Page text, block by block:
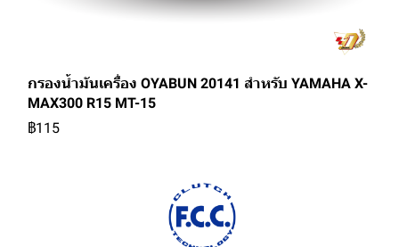
กรองน้ำมันเครื่อง OYABUN 20141 สำหรับ YAMAHA X-
MAX300 R15 MT-15
฿115